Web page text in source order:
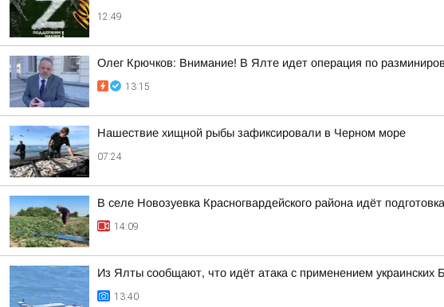
12:49
Олег Крючков: Внимание! В Ялте идет операция по
13:15
Нашествие хищной рыбы зафиксировали в Черном море
07:24
В селе Новозуевка Красногвардейского района идёт
14:09
Из Ялты сообщают, что идёт атака с применением украинских
13:40